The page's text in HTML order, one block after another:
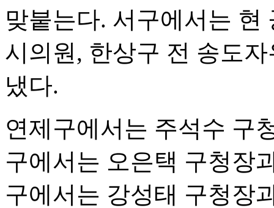
맞붙는다. 서구에서는
시의원, 한상구 전 송도
냈다.
연제구에서는 주석수 구
구에서는 오은택 구청장
구에서는 강성태 구청장